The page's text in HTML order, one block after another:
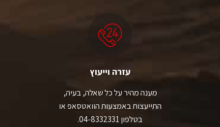
עזרה וייעוץ
מענה מהיר על כל שאלה, בעיה,
התייעצות באמצעות הוואטסאפ או
בטלפון 04-8332331.